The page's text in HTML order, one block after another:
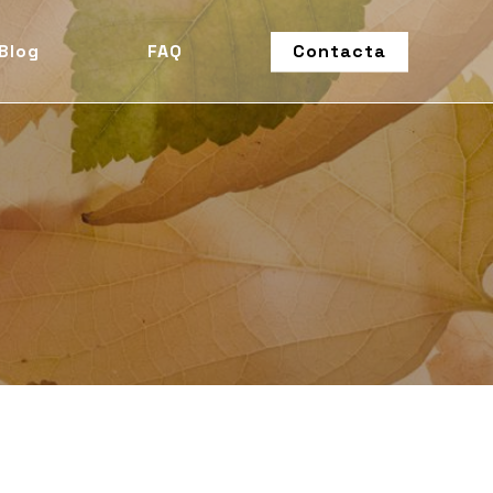
FAQ Contacta